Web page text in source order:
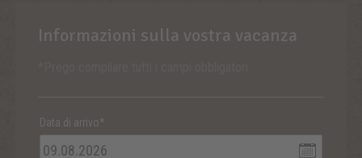
Informazioni sulla vostra vacanza
Data di arrivo*